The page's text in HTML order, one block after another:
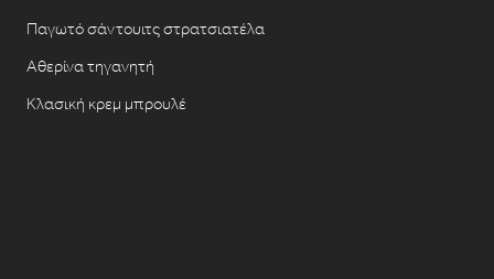
Παγωτό σάντουιτς στρατσιατέλα
Αθερίνα τηγανητή
Κλασική κρεμ μπρουλέ